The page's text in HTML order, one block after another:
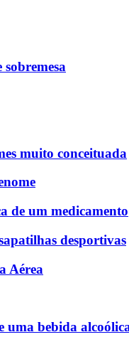
muito conceituada
de um medicamento
desportivas
Aérea
uma bebida